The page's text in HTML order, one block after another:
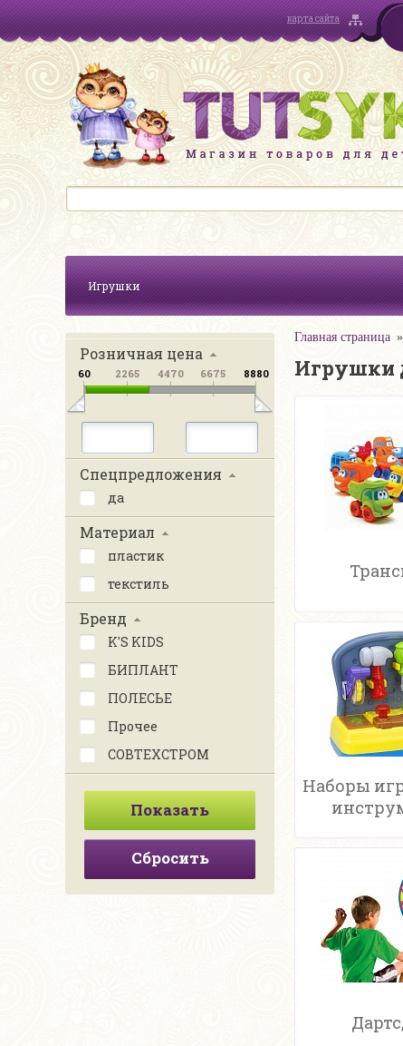
карта сайта
Игрушки
Розничная цена
60 2265 4470 6675 8880
Спецпредложения
да
Материал
пластик
текстиль
Бренд
K'S KIDS
БИПЛАНТ
ПОЛЕСЬЕ
Прочее
СОВТЕХСТРОМ
Сбросить
Главная страница
Игрушки
Наборы